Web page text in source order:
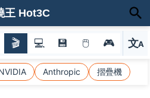
🎬 💻 💾 🖱 🎮 文A
選
Anthropic 摺疊機
王 Hot3C